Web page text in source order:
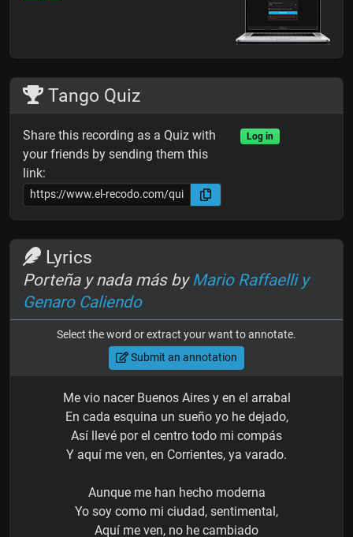
Tango Quiz
Share this recording as a Quiz with
your friends by sending them this
link:
Log in
Lyrics
Porteña y nada más byMario Raffaelli y
Genaro Caliendo
Select the word or extract your want to annotate.
Submit an annotation
Me vio nacer Buenos Aires y en el arrabal
En cada esquina un sueño yo he dejado,
Así llevé por el centro todo mi compás
Y aquí me ven, en Corrientes, ya varado.
Aunque me han hecho moderna
Yo soy como mi ciudad, sentimental,
Aquí me ven, no he cambiado